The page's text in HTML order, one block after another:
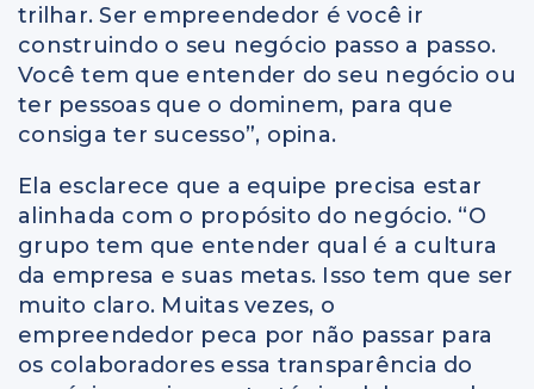
trilhar. Ser empreendedor é você ir
construindo o seu negócio passo a passo.
Você tem que entender do seu negócio ou
ter pessoas que o dominem, para que
consiga ter sucesso”, opina.
Ela esclarece que a equipe precisa estar
alinhada com o propósito do negócio. “O
grupo tem que entender qual é a cultura
da empresa e suas metas. Isso tem que ser
muito claro. Muitas vezes, o
empreendedor peca por não passar para
os colaboradores essa transparência do